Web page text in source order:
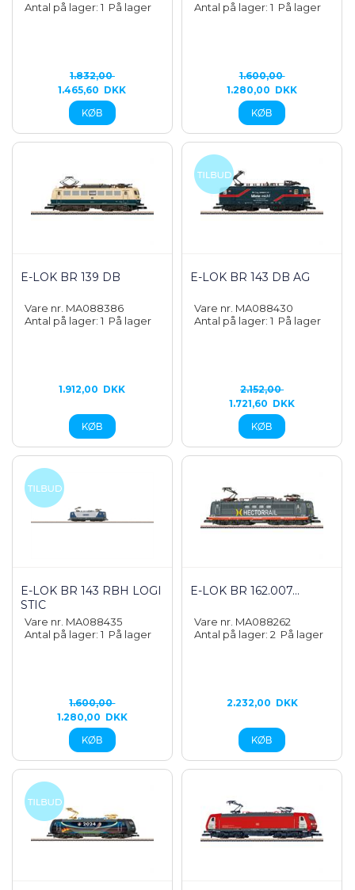
Antal på lager: 1 På lager
1.832,00
1.465,60 DKK
Antal på lager: 1 På lager
1.600,00
1.280,00 DKK
E-LOK BR 139 DB
Vare nr. MA088386
Antal på lager: 1 På lager
1.912,00 DKK
E-LOK BR 143 DB AG
Vare nr. MA088430
Antal på lager: 1 På lager
2.152,00
1.721,60 DKK
E-LOK BR 143 RBH LOGI
STIC
Vare nr. MA088435
Antal på lager: 1 På lager
1.600,00
1.280,00 DKK
E-LOK BR 162.007...
Vare nr. MA088262
Antal på lager: 2 På lager
2.232,00 DKK